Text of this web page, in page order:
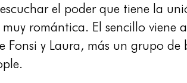
el poder que tiene la
romántica. El sencillo
y Laura, más un grupo